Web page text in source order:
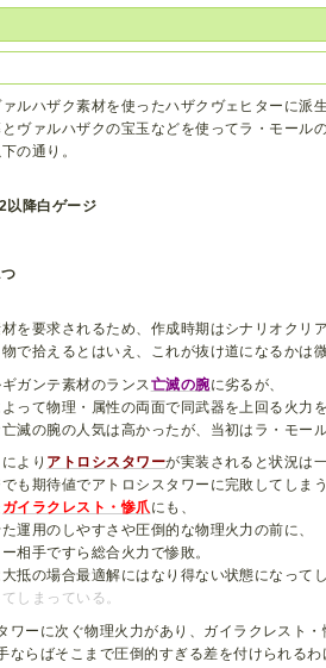
ルハザク素材を使ったハザクヴェヒターに派生
ヴァルハザクの宝玉などを使ってラ・モール
の通り。
以降白ゲージ
を要求されるため、作成時期はシナリオクリ
で拾えるとはいえ、これが抜け道になるかは
ガンテ素材のランス 亡滅の腕に劣るが、
って物理・属性の両面で同武器を上回る火力を
滅の腕の人気は高かったが、当初はラ・モー
より アトロシスタワーが実装されると状況は一
も期待値でアトロシスタワーに完敗してしまう
ガイラクレスト・惨爪にも、
運用のしやすさや圧倒的な物理火力の前に、
相手ですら総合火力で惨敗。
抵の場合最適解にはなり得ない状態になってし
しまっている。
ワーに次ぐ物理火力があり、ガイラクレスト・
ならばそこまで圧倒的すぎる差を付けられるわ